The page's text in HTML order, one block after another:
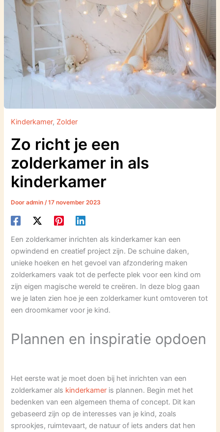
Kinderkamer, Zolder
Zo richt je een
zolderkamer in als
kinderkamer
Dooradmin/17 november 2023
Een zolderkamer inrichten als kinderkamer kan een
opwindend en creatief project zijn. De schuine daken,
unieke hoeken en het gevoel van afzondering maken
zolderkamers vaak tot de perfecte plek voor een kind om
zijn eigen magische wereld te creëren. In deze blog gaan
we je laten zien hoe je een zolderkamer kunt omtoveren tot
een droomkamer voor je kind.
Plannen en inspiratie opdoen
Het eerste wat je moet doen bij het inrichten van een
zolderkamer als kinderkamer is plannen. Begin met het
bedenken van een algemeen thema of concept. Dit kan
gebaseerd zijn op de interesses van je kind, zoals
sprookjes, ruimtevaart, de natuur of iets anders dat hen